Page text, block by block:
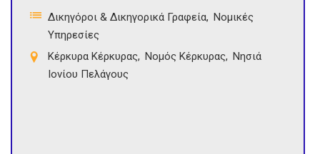
Δικηγόροι & Δικηγορικά Γραφεία Νομικές
Υπηρεσίες
Κέρκυρα Κέρκυρας
Νομός Κέρκυρας
Νησιά
Ιονίου Πελάγους